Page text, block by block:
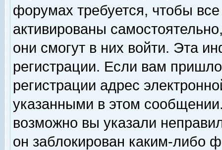
форумах требуется, чтобы
активированы
они смогут в них войти. Эта
регистрации. Если вам
регистрации адрес
указанными в этом
возможно вы указали
он заблокирован каким-либо